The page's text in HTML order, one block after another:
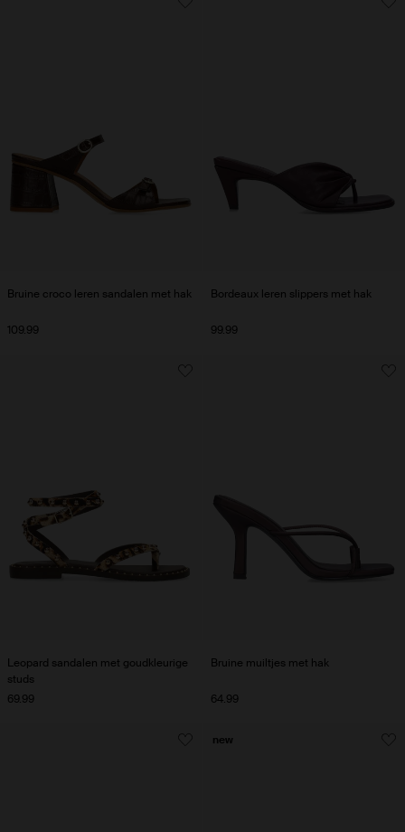
Bruine croco leren sandalen met hak
109.99
Bordeaux leren slippers met hak
99.99
Leopard sandalen met goudkleurige
studs
69.99
Bruine muiltjes met hak
64.99
new